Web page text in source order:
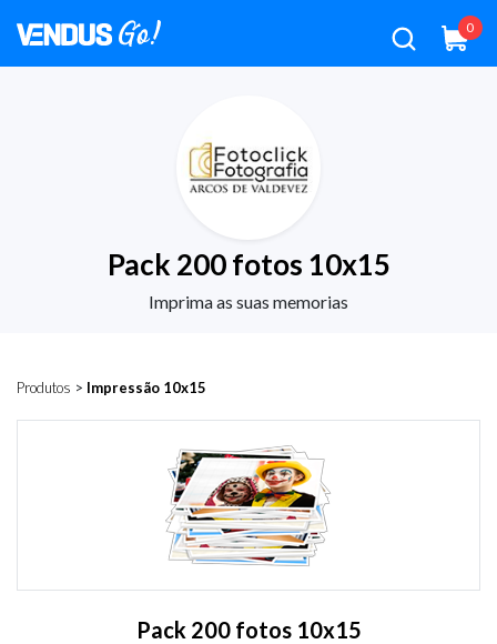
0
Pack 200 fotos 10x15
Imprima as suas memorias
Produtos > Impressão 10x15
Pack 200 fotos 10x15